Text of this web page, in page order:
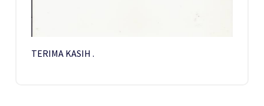
TERIMA KASIH .